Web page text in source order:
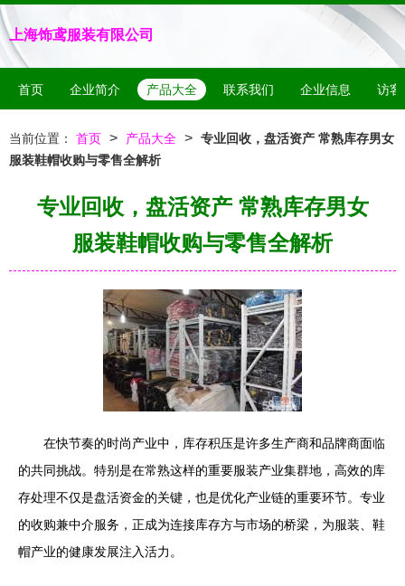
上海饰鸢服装有限公司
首页 企业简介 产品大全 联系我们 企业信息 访客
当前位置： 首页 > 产品大全 > 专业回收，盘活资产 常熟库存男女
服装鞋帽收购与零售全解析
专业回收，盘活资产 常熟库存男女
服装鞋帽收购与零售全解析
在快节奏的时尚产业中，库存积压是许多生产商和品牌商面临
的共同挑战。特别是在常熟这样的重要服装产业集群地，高效的库
存处理不仅是盘活资金的关键，也是优化产业链的重要环节。专业
的收购兼中介服务，正成为连接库存方与市场的桥梁，为服装、鞋
帽产业的健康发展注入活力。